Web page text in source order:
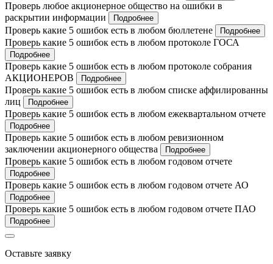
Проверь любое акционерное общество на ошибки в
раскрытии информации
Подробнее
Проверь какие 5 ошибок есть в любом бюллетене Подробнее
Проверь какие 5 ошибок есть в любом протоколе ГОСА
Подробнее
Проверь какие 5 ошибок есть в любом протоколе собрания
АКЦИОНЕРОВ
Подробнее
Проверь какие 5 ошибок есть в любом списке аффилированны
лиц
Подробнее
Проверь какие 5 ошибок есть в любом ежеквартальном отчете
Подробнее
Проверь какие 5 ошибок есть в любом ревизионном
заключении акционерного общества
Подробнее
Проверь какие 5 ошибок есть в любом годовом отчете
Подробнее
Проверь какие 5 ошибок есть в любом годовом отчете АО
Подробнее
Проверь какие 5 ошибок есть в любом годовом отчете ПАО
Подробнее
Оставьте заявку